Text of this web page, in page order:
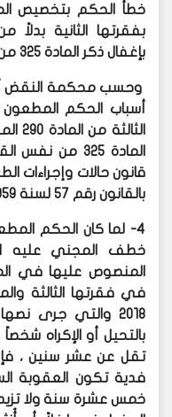
بفقرتها الثانية بدلاً
بإغفال ذكر المادة 325 من قانون العقوبات لا يعيبه.
وحسب محكمة النقض
أسباب الحكم المطعون
قانون حالات وإجراءات
بالقانون رقم 57 لسنة 1959 .
4- لما كان الحكم
خطف المجني عليه
2018 والتي
بالتحيل أو الإكراه
تقل عن عشر سنين ،
فدية تكون العقوبة
خمس عشرة سنة ولا